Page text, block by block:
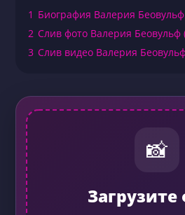
1 Биография Валерия
2 Слив фото Валерия Беовульф
3 Слив видео Валерия
📸
Загрузите